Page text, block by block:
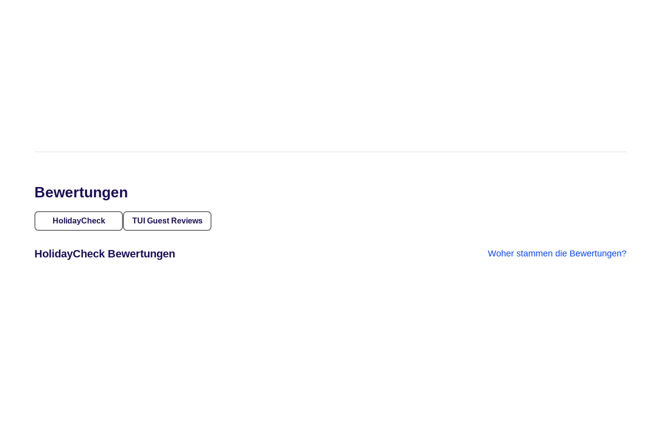
Bewertungen
HolidayCheck TUI Guest Reviews
HolidayCheck Bewertungen Woher stammen die Bewertungen?